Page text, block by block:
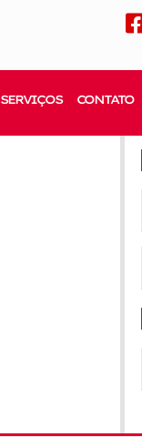
SERVIÇOS CONTATO